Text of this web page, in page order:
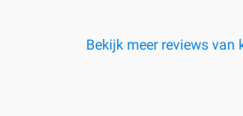
Bekijk meer reviews van